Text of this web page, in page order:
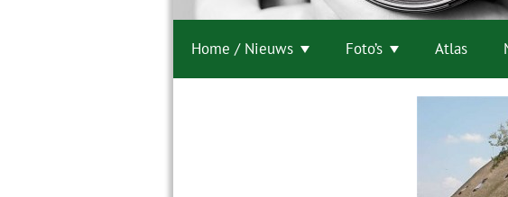
Home / Nieuws Foto’s Atlas